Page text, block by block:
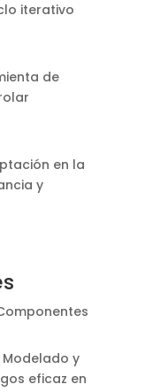
iterativo
de
en la
y
y
eficaz en